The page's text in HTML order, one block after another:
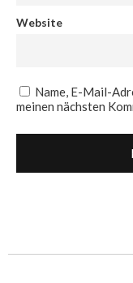
Website
Name, E-Mail-
meinen nächsten